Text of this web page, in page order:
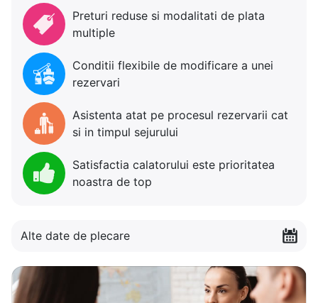
Preturi reduse si modalitati de plata
multiple
Conditii flexibile de modificare a unei
rezervari
Asistenta atat pe procesul rezervarii cat
si in timpul sejurului
Satisfactia calatorului este prioritatea
noastra de top
Alte date de plecare